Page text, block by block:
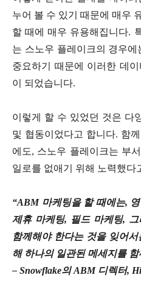
누어 볼 수 있기 때문에 매우
할 때에 매우 유용해집니다.
는 스노우 플레이크의 경우에
중요하기 때문에 이러한 데
이 되었습니다.
이렇게 할 수 있었던 것은 다
및 협동이었다고 합니다. 함
에도, 스노우 플레이크는 부
일로를 없애기 위해 노력했다
“ABM 마케팅을 할 때에는,
제휴 마케팅, 필드 마케팅,
함께해야 한다는 것을 잊어
해 하나의 일관된 메세지를
– Snowflake의 ABM 디렉터,